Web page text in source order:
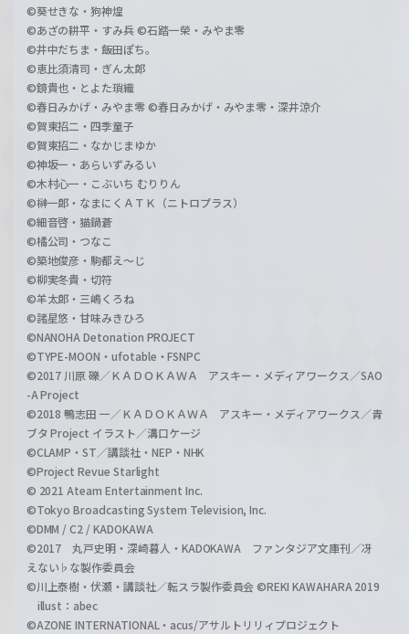
©葵せきな・狗神煌
©あざの耕平・すみ兵 ©石踏一榮・みやま零
©井中だちま・飯田ぽち。
©恵比須清司・ぎん太郎
©鏡貴也・とよた瑣織
©春日みかげ・みやま零 ©春日みかげ・みやま零・深井涼介
©賀東招二・四季童子
©賀東招二・なかじまゆか
©神坂一・あらいずみるい
©木村心一・こぶいち むりりん
©榊一郎・なまにくＡＴＫ（ニトロプラス）
©細音啓・猫鍋蒼
©橘公司・つなこ
©築地俊彦・駒都え～じ
©柳実冬貴・切符
©羊太郎・三嶋くろね
©諸星悠・甘味みきひろ
©NANOHA Detonation PROJECT
©TYPE-MOON・ufotable・FSNPC
©2017 川原 礫／ＫＡＤＯＫＡＷＡ アスキー・メディアワークス／SAO
-A Project
©2018 鴨志田 一／ＫＡＤＯＫＡＷＡ アスキー・メディアワークス／青
ブタ Project イラスト／溝口ケージ
©CLAMP・ST／講談社・NEP・NHK
©Project Revue Starlight
© 2021 Ateam Entertainment Inc.
©Tokyo Broadcasting System Television, Inc.
©DMM / C2 / KADOKAWA
©2017 丸戸史明・深崎暮人・KADOKAWA ファンタジア文庫刊／冴
えない♭な製作委員会
©川上泰樹・伏瀬・講談社／転スラ製作委員会 ©REKI KAWAHARA 2019
illust：abec
©AZONE INTERNATIONAL・acus/アサルトリリィプロジェクト